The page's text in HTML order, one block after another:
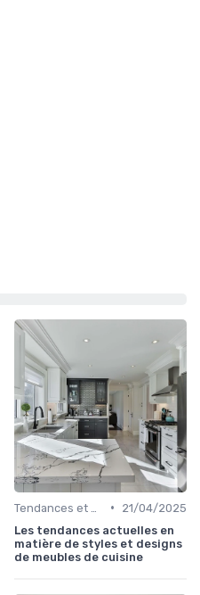
•
21/04/2025
Les tendances actuelles en
matière de styles et designs
de meubles de cuisine